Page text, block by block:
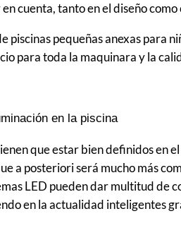
cuenta, tanto en el diseño como
piscinas pequeñas anexas para
para toda la maquinara y la
en la piscina
que estar bien definidos en
a posteriori será mucho más
LED pueden dar multitud de
en la actualidad inteligentes